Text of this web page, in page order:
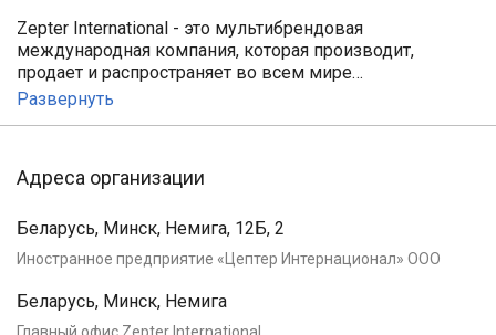
Zepter International - это мультибрендовая
международная компания, которая производит,
продает и распространяет во всем мире…
Развернуть
Адреса организации
Беларусь, Минск, Немига, 12Б, 2
Иностранное предприятие «Цептер Интернационал» ООО
Беларусь, Минск, Немига